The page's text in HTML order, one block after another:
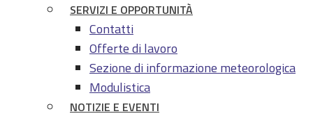
SERVIZI E OPPORTUNITÀ
Contatti
Offerte di lavoro
Sezione di informazione meteorologica
Modulistica
NOTIZIE E EVENTI